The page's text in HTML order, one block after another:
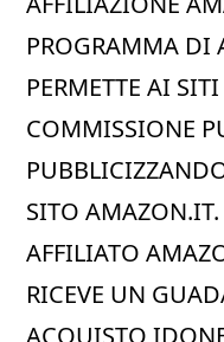
PROGRAMMA DI
PERMETTE AI
COMMISSIONE
SITO
AFFILIATO
RICEVE UN
ACQUISTO